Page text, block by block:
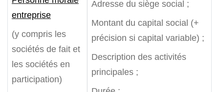
entreprise
(y compris les
sociétés de fait et
les sociétés en
participation)
Adresse du siège social ;
Montant du capital social (+
précision si capital variable) ;
Description des activités
principales ;